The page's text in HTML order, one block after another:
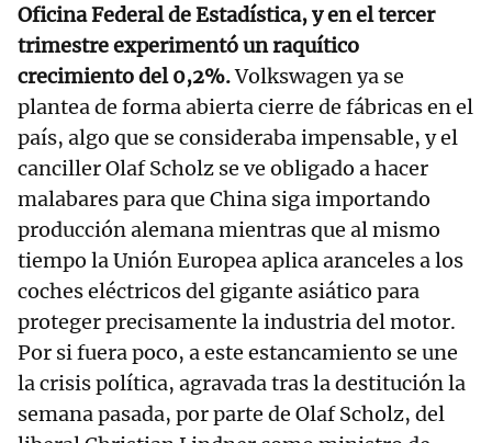
Oficina Federal de Estadística, y en el tercer
trimestre experimentó un raquítico
crecimiento del 0,2%.Volkswagen ya se
plantea de forma abierta cierre de fábricas en el
país, algo que se consideraba impensable, y el
canciller Olaf Scholz se ve obligado a hacer
malabares para que China siga importando
producción alemana mientras que al mismo
tiempo la Unión Europea aplica aranceles a los
coches eléctricos del gigante asiático para
proteger precisamente la industria del motor.
Por si fuera poco, a este estancamiento se une
la crisis política, agravada tras la destitución la
semana pasada, por parte de Olaf Scholz, del